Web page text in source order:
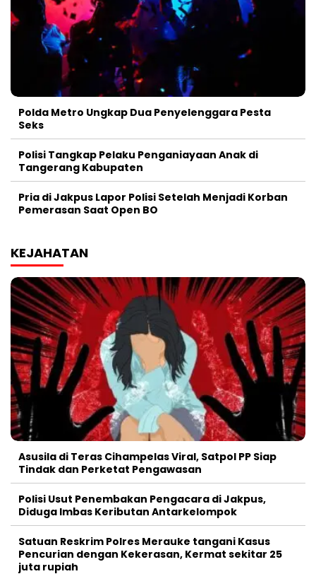
Polda Metro Ungkap Dua Penyelenggara Pesta
Seks
Polisi Tangkap Pelaku Penganiayaan Anak di
Tangerang Kabupaten
Pria di Jakpus Lapor Polisi Setelah Menjadi Korban
Pemerasan Saat Open BO
KEJAHATAN
Asusila di Teras Cihampelas Viral, Satpol PP Siap
Tindak dan Perketat Pengawasan
Polisi Usut Penembakan Pengacara di Jakpus,
Diduga Imbas Keributan Antarkelompok
Satuan Reskrim Polres Merauke tangani Kasus
Pencurian dengan Kekerasan, Kermat sekitar 25
juta rupiah